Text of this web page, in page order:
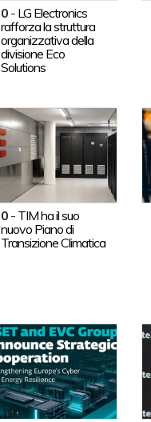
0- LG Electronics
rafforza la struttura
organizzativa della
divisione Eco
Solutions
0- TIM ha il suo
nuovo Piano di
Transizione Climatica